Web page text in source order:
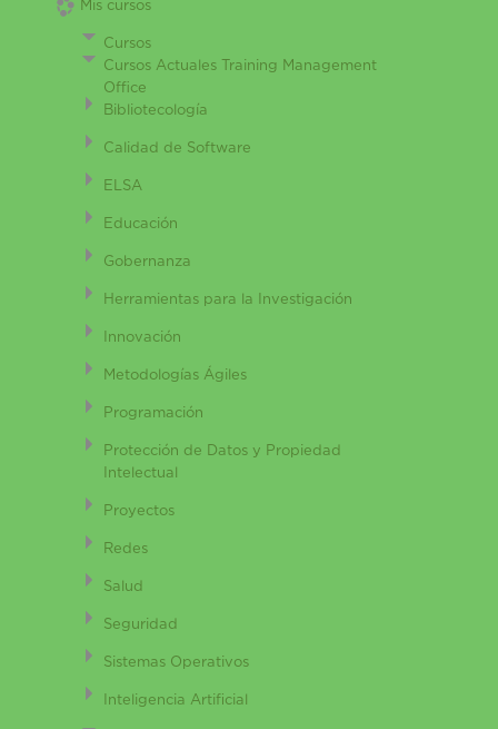
Mis cursos
Cursos
Cursos Actuales Training Management
Office
Bibliotecología
Calidad de Software
ELSA
Educación
Gobernanza
Herramientas para la Investigación
Innovación
Metodologías Ágiles
Programación
Protección de Datos y Propiedad
Intelectual
Proyectos
Redes
Salud
Seguridad
Sistemas Operativos
Inteligencia Artificial